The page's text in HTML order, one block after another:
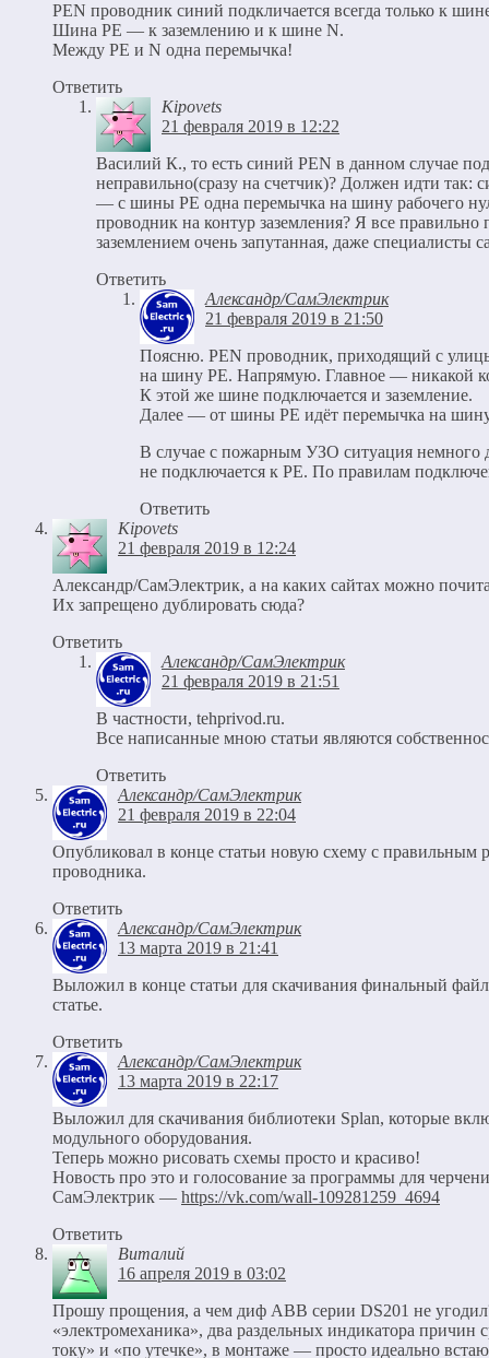
PEN проводник синий подкличается всегда только к
Шина РЕ — к заземлению и к шине N.
Между PE и N одна перемычка!
Ответить
Kipovets
21 февраля 2019 в 12:22
Василий К., то есть синий PEN в данном случае
неправильно(сразу на счетчик)? Должен идти
— c шины PE одна перемычка на шину рабочего
проводник на контур заземления? Я все
заземлением очень запутанная, даже специалисты
Ответить
Александр/СамЭлектрик
21 февраля 2019 в 21:50
Поясню. PEN проводник, приходящий с
на шину PE. Напрямую. Главное — никакой
К этой же шине подключается и заземление.
Далее — от шины PE идёт перемычка на
В случае с пожарным УЗО ситуация немного
не подключается к РЕ. По правилам
Ответить
Kipovets
21 февраля 2019 в 12:24
Александр/СамЭлектрик, а на каких сайтах можно
Их запрещено дублировать сюда?
Ответить
Александр/СамЭлектрик
21 февраля 2019 в 21:51
В частности, tehprivod.ru.
Все написанные мною статьи являются
Ответить
Александр/СамЭлектрик
21 февраля 2019 в 22:04
Опубликовал в конце статьи новую схему с правильным
проводника.
Ответить
Александр/СамЭлектрик
13 марта 2019 в 21:41
Выложил в конце статьи для скачивания финальный
статье.
Ответить
Александр/СамЭлектрик
13 марта 2019 в 22:17
Выложил для скачивания библиотеки Splan, которые
модульного оборудования.
Теперь можно рисовать схемы просто и красиво!
Новость про это и голосование за программы для
СамЭлектрик — https://vk.com/wall-109281259_4694
Ответить
Виталий
16 апреля 2019 в 03:02
Прошу прощения, а чем диф ABB серии DS201 не
«электромеханика», два раздельных индикатора
току» и «по утечке», в монтаже — просто идеально